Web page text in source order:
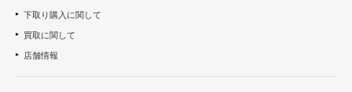
下取り購入に関して
買取に関して
店舗情報